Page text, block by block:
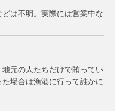
は不明。実際には営業中な
元の人たちだけで賄ってい
場合は漁港に行って誰かに